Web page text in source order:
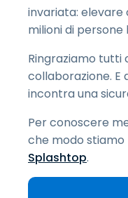
invariata: elevare
milioni di persone
Ringraziamo tutti
collaborazione. E
incontra una
Per conoscere
che modo stiamo
Splashtop.